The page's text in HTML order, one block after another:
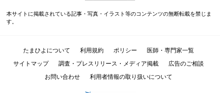
本サイトに掲載されている記事・写真・イラスト等のコンテンツの無断転載を禁じま
す。
たまひよについて 利用規約 ポリシー
医師・専門家一覧
サイトマップ
調査・プレスリリース・メディア掲載
広告のご相談
お問い合わせ
利用者情報の取り扱いについて